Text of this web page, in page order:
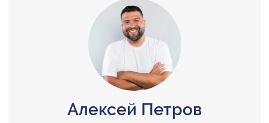
Алексей Петров